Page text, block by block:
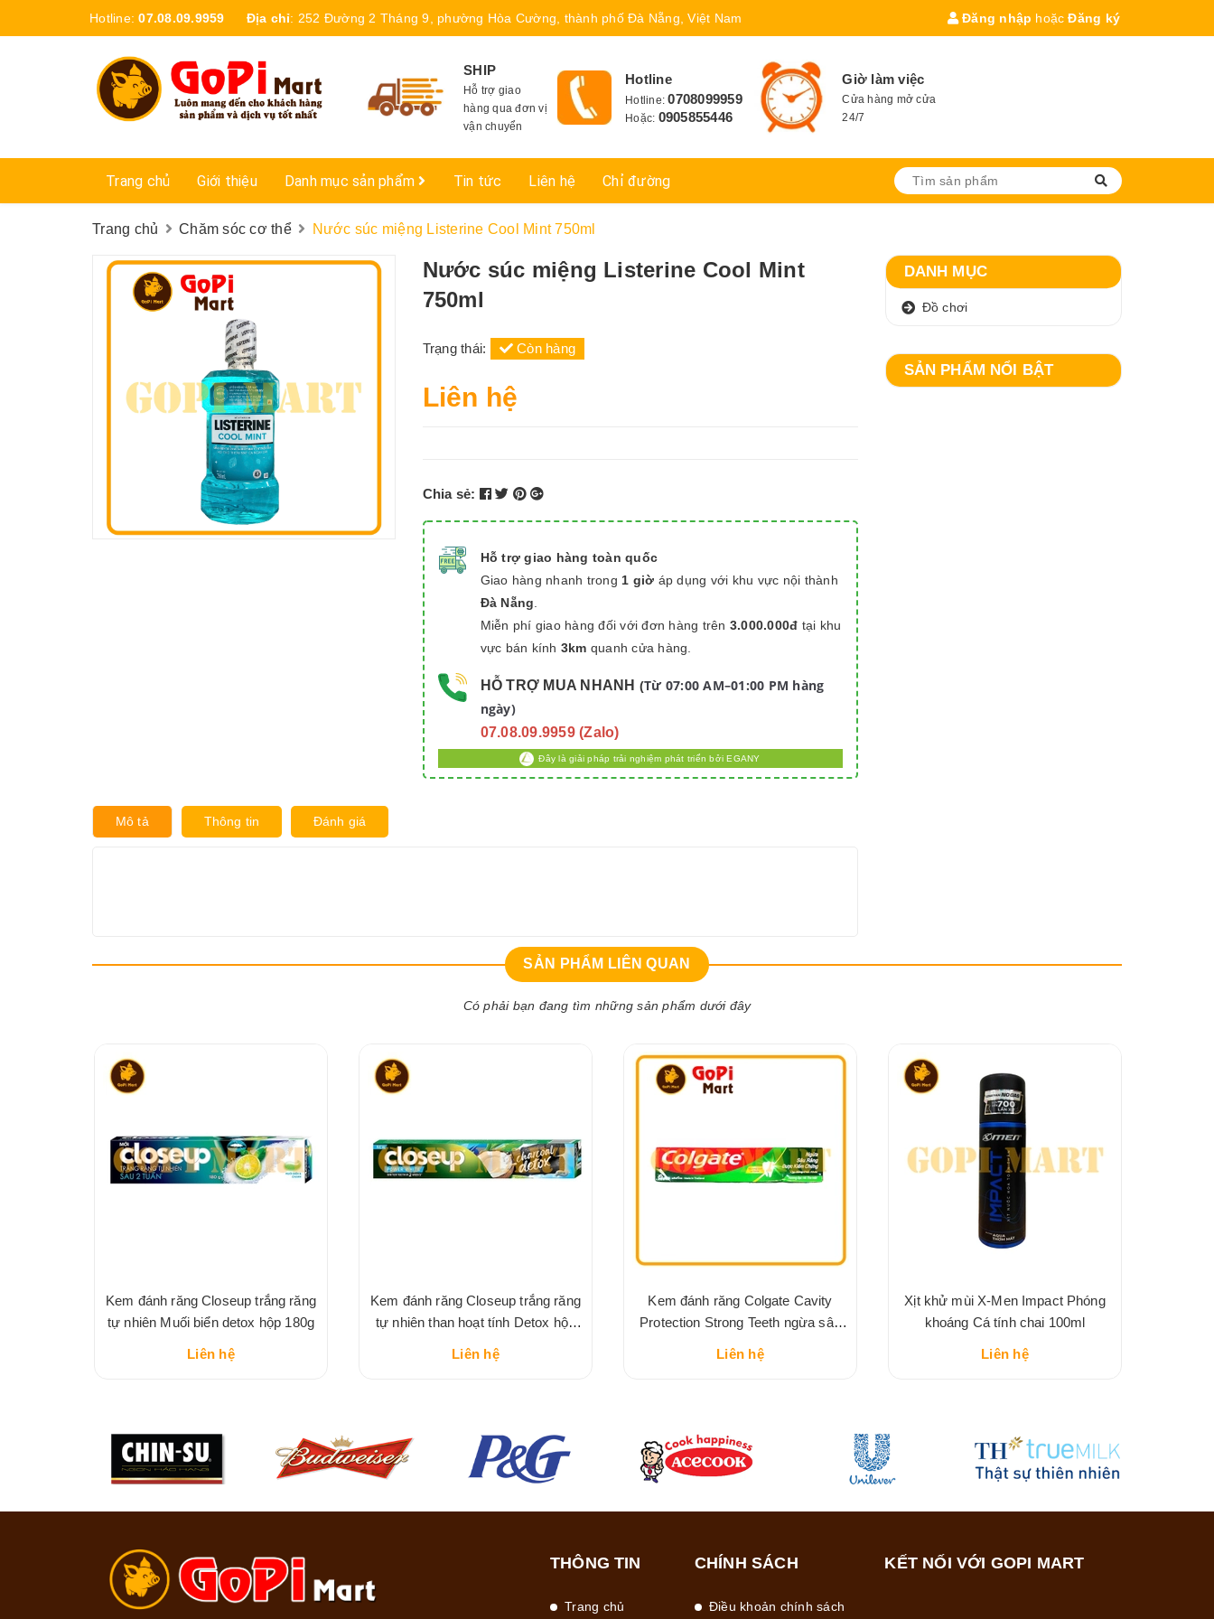
Hotline:07.08.09.9959 Địa chỉ: 252 Đường 2 Tháng 9, phường Hòa Cường, thành phố Đà Nẵng, Việt Nam Đăng nhập hoặc Đăng ký
SHIP
Hỗ trợ giao
hàng qua đơn vị
vận chuyển
Hotline
Hotline:0708099959
Hoặc: 0905855446
Giờ làm việc
Cửa hàng mở cửa
24/7
Trang chủ Giới thiệu Danh mục sản phẩm Tin tức Liên hệ Chỉ đường
Trang chủ Chăm sóc cơ thể Nước súc miệng Listerine Cool Mint 750ml
Nước súc miệng Listerine Cool Mint
750ml
Trạng thái: Còn hàng
Liên hệ
Chia sẻ:
Hỗ trợ giao hàng toàn quốc
Giao hàng nhanh trong 1 giờ áp dụng với khu vực nội thành
Đà Nẵng
Miễn phí giao hàng đối với đơn hàng trên 3.000.000đ tại khu
vực bán kính 3km quanh cửa hàng.
HỖ TRỢ MUA NHANH (Từ 07:00 AM–01:00 PM hàng
ngày)
07.08.09.9959 (Zalo)
Đây là giải pháp trải nghiệm phát triển bởi EGANY
Mô tả Thông tin Đánh giá
DANH MỤC
Đồ chơi
SẢN PHẨM NỔI BẬT
SẢN PHẨM LIÊN QUAN
Có phải bạn đang tìm những sản phẩm dưới đây
Kem đánh răng Closeup trắng răng
tự nhiên Muối biển detox hộp 180g
Liên hệ
Kem đánh răng Closeup trắng răng
tự nhiên than hoạt tính Detox hộp
Liên hệ
Kem đánh răng Colgate Cavity
Protection Strong Teeth ngừa sâu
Liên hệ
Xịt khử mùi X-Men Impact Phóng
khoáng Cá tính chai 100ml
Liên hệ
THÔNG TIN
Trang chủ
CHÍNH SÁCH
Điều khoản chính sách
KẾT NỐI VỚI GOPI MART